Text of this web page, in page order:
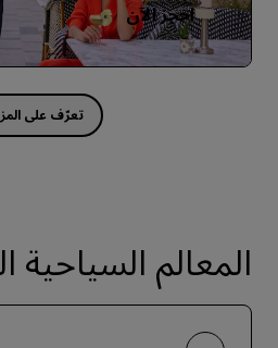
احجز الآن
‏‫تعرّف على المزيد‬
المعالم السياحية